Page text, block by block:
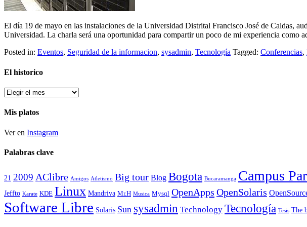
El día 19 de mayo en las instalaciones de la Universidad Distrital Francisco José de Caldas,
Universidad. La charla será una oportunidad para compartir un poco de mi experiencia como
Posted in: Eventos, Seguridad de la informacion, sysadmin, Tecnología Tagged: Conferencias,
El historico
El
Mis platos
Ver en Instagram
Palabras clave
21 2009 AClibre Amigos Atletismo Big tour Blog Bogota Bucaramanga Campus
Jeffto Karate KDE Linux Mandriva Mr.H Musica Mysql OpenApps OpenSolaris
Software Libre Solaris Sun sysadmin Technology Tecnología Tesis The